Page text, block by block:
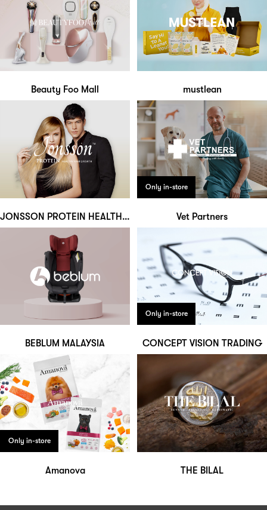
Beauty Foo Mall mustlean
JONSSON PROTEIN HEALTHY HAIR GROWTH
Only in-store
Vet Partners
BEBLUM MALAYSIA
Only in-store
CONCEPT VISION TRADING
Only in-store
Amanova THE BILAL